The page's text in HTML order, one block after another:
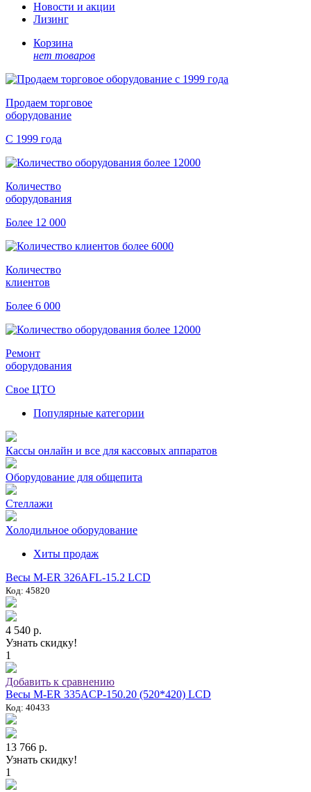
Новости и акции
Лизинг
Корзина
нет товаров
Продаем торговое
оборудование
С 1999 года
Количество
оборудования
Более 12 000
Количество
клиентов
Более 6 000
Ремонт
оборудования
Свое ЦТО
Популярные категории
Кассы онлайн и все для кассовых аппаратов
Оборудование для общепита
Стеллажи
Холодильное оборудование
Хиты продаж
Весы M-ER 326AFL-15.2 LCD
Код: 45820
4 540 р.
Узнать скидку!
1
Добавить к сравнению
Весы M-ER 335ACP-150.20 (520*420) LCD
Код: 40433
13 766 р.
Узнать скидку!
1